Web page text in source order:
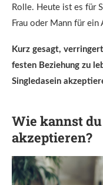
Rolle. Heute ist es für
Frau oder Mann für ein
Kurz gesagt,
festen Beziehung zu
Singledasein
Wie kannst
akzeptieren?